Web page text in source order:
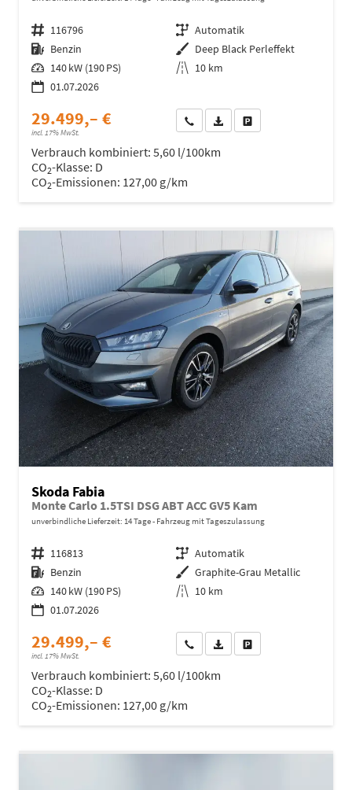
Fahrzeugnr. 116796 Getriebe Automatik
Kraftstoff Benzin Außenfarbe Deep Black Perleffekt
Leistung 140 kW (190 PS) Kilometerstand 10 km
01.07.2026
29.499,– €
incl. 17% MwSt.
Wir rufen Sie anFahrzeugexposé (PDF)
Verbrauch kombiniert: 5,60 l/100km
CO2-Klasse: D
CO2-Emissionen: 127,00 g/km
Skoda Fabia
Monte Carlo 1.5TSI DSG ABT ACC GV5 Kam
unverbindliche Lieferzeit: 14 Tage Fahrzeug mit Tageszulassung
Fahrzeugnr. 116813 Getriebe Automatik
Kraftstoff Benzin Außenfarbe Graphite-Grau Metallic
Leistung 140 kW (190 PS) Kilometerstand 10 km
01.07.2026
29.499,– €
incl. 17% MwSt.
Wir rufen Sie anFahrzeugexposé (PDF)
Verbrauch kombiniert: 5,60 l/100km
CO2-Klasse: D
CO2-Emissionen: 127,00 g/km